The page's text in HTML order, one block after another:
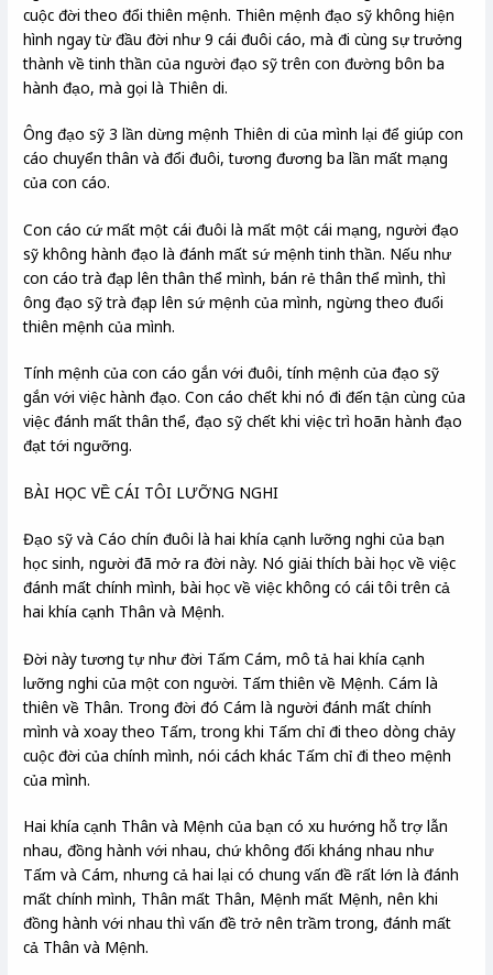
cuộc đời theo đổi thiên mệnh. Thiên mệnh đạo sỹ không hiện
hình ngay từ đầu đời như 9 cái đuôi cáo, mà đi cùng sự trưởng
thành về tinh thần của người đạo sỹ trên con đường bôn ba
hành đạo, mà gọi là Thiên di.
Ông đạo sỹ 3 lần dừng mệnh Thiên di của mình lại để giúp con
cáo chuyển thân và đổi đuôi, tương đương ba lần mất mạng
của con cáo.
Con cáo cứ mất một cái đuôi là mất một cái mạng, người đạo
sỹ không hành đạo là đánh mất sứ mệnh tinh thần. Nếu như
con cáo trà đạp lên thân thể mình, bán rẻ thân thể mình, thì
ông đạo sỹ trà đạp lên sứ mệnh của mình, ngừng theo đuổi
thiên mệnh của mình.
Tính mệnh của con cáo gắn với đuôi, tính mệnh của đạo sỹ
gắn với việc hành đạo. Con cáo chết khi nó đi đến tận cùng của
việc đánh mất thân thể, đạo sỹ chết khi việc trì hoãn hành đạo
đạt tới ngưỡng.
BÀI HỌC VỀ CÁI TÔI LƯỠNG NGHI
Đạo sỹ và Cáo chín đuôi là hai khía cạnh lưỡng nghi của bạn
học sinh, người đã mở ra đời này. Nó giải thích bài học về việc
đánh mất chính mình, bài học về việc không có cái tôi trên cả
hai khía cạnh Thân và Mệnh.
Đời này tương tự như đời Tấm Cám, mô tả hai khía cạnh
lưỡng nghi của một con người. Tấm thiên về Mệnh. Cám là
thiên về Thân. Trong đời đó Cám là người đánh mất chính
mình và xoay theo Tấm, trong khi Tấm chỉ đi theo dòng chảy
cuộc đời của chính mình, nói cách khác Tấm chỉ đi theo mệnh
của mình.
Hai khía cạnh Thân và Mệnh của bạn có xu hướng hỗ trợ lẫn
nhau, đồng hành với nhau, chứ không đối kháng nhau như
Tấm và Cám, nhưng cả hai lại có chung vấn đề rất lớn là đánh
mất chính mình, Thân mất Thân, Mệnh mất Mệnh, nên khi
đồng hành với nhau thì vấn đề trở nên trầm trong, đánh mất
cả Thân và Mệnh.